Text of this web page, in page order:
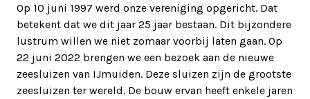
Op 10 juni 1997 werd onze vereniging opgericht. Dat
betekent dat we dit jaar 25 jaar bestaan. Dit bijzondere
lustrum willen we niet zomaar voorbij laten gaan. Op
22 juni 2022 brengen we een bezoek aan de nieuwe
zeesluizen van IJmuiden. Deze sluizen zijn de grootste
zeesluizen ter wereld. De bouw ervan heeft enkele jaren